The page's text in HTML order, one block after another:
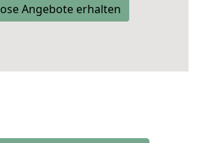
Angebote erhalten